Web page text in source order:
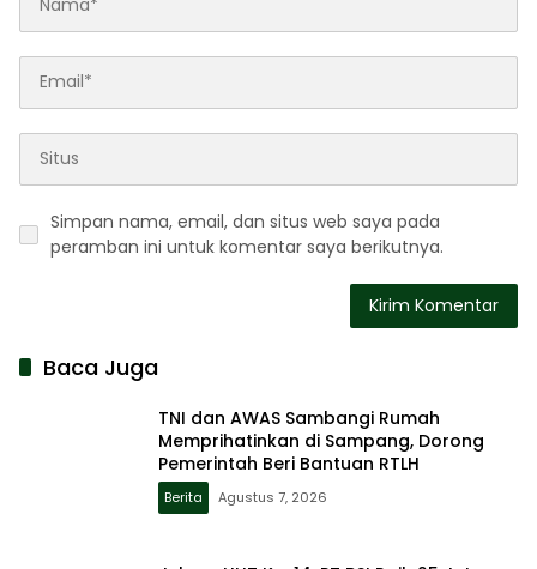
Simpan nama, email, dan situs web saya pada
peramban ini untuk komentar saya berikutnya.
Baca Juga
TNI dan AWAS Sambangi Rumah
Memprihatinkan di Sampang, Dorong
Pemerintah Beri Bantuan RTLH
Berita Agustus 7, 2026